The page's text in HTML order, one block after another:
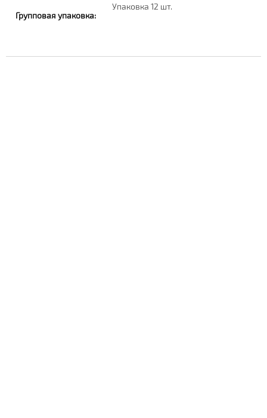
Групповая упаковка:
Упаковка 12 шт.